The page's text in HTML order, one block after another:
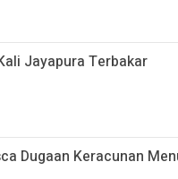
Jayapura Terbakar
Dugaan Keracunan